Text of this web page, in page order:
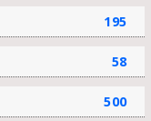
195
58
500